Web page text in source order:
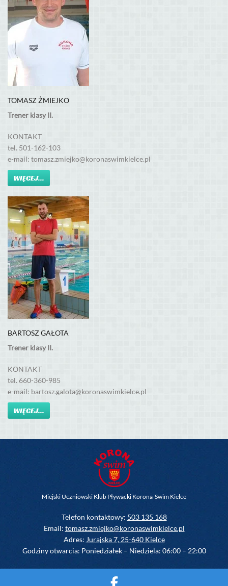
TOMASZ ŻMIEJKO
Trener klasy II.
KONTAKT
tel. 501-162-103
e-mail: tomasz.zmiejko@koronaswimkielce.pl
WIĘCEJ...
BARTOSZ GAŁOTA
Trener klasy II.
KONTAKT
tel. 660-360-985
e-mail: bartosz.galota@koronaswimkielce.pl
WIĘCEJ...
Miejski Uczniowski Klub Pływacki Korona-Swim Kielce
Telefon kontaktowy: 503 135 168
Email: tomasz.zmiejko@koronaswimkielce.pl
Adres: Jurajska 7, 25-640 Kielce
Godziny otwarcia: Poniedziałek – Niedziela: 06:00 – 22:00